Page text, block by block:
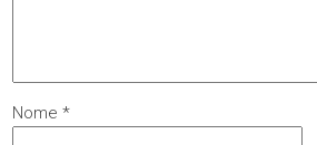
Nome*